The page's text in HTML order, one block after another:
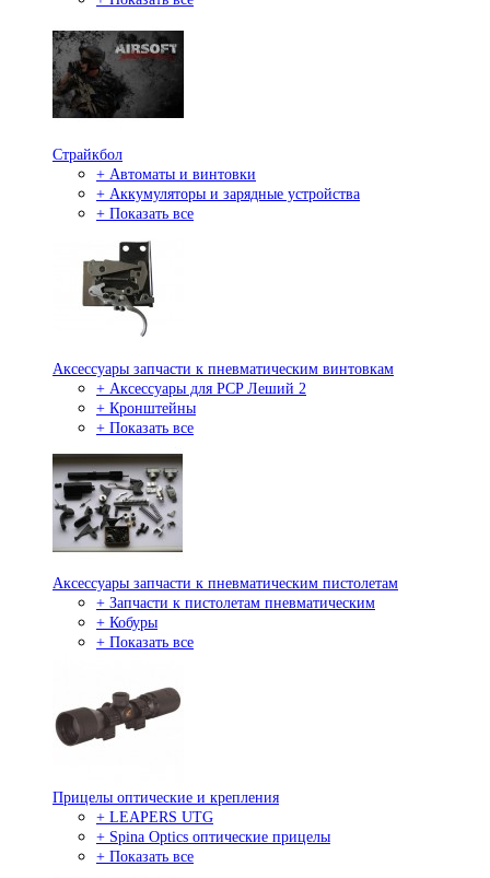
Страйкбол
+ Автоматы и винтовки
+ Аккумуляторы и зарядные устройства
+ Показать все
Аксессуары запчасти к пневматическим винтовкам
+ Аксессуары для PCP Леший 2
+ Кронштейны
+ Показать все
Аксессуары запчасти к пневматическим пистолетам
+ Запчасти к пистолетам пневматическим
+ Кобуры
+ Показать все
Прицелы оптические и крепления
+ LEAPERS UTG
+ Spina Optics оптические прицелы
+ Показать все